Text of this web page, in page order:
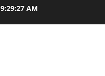
9:29:28 AM